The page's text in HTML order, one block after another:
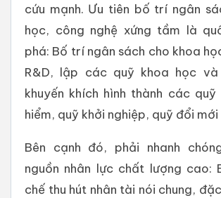
cứu mạnh. Ưu tiên bố trí ngân
học, công nghệ xứng tầm là
phá: Bố trí ngân sách cho khoa
R&D, lập các quỹ khoa học và
khuyến khích hình thành các
hiểm, quỹ khởi nghiệp, quỹ đổi
Bên cạnh đó, phải nhanh
nguồn nhân lực chất lượng cao:
chế thu hút nhân tài nói chung,